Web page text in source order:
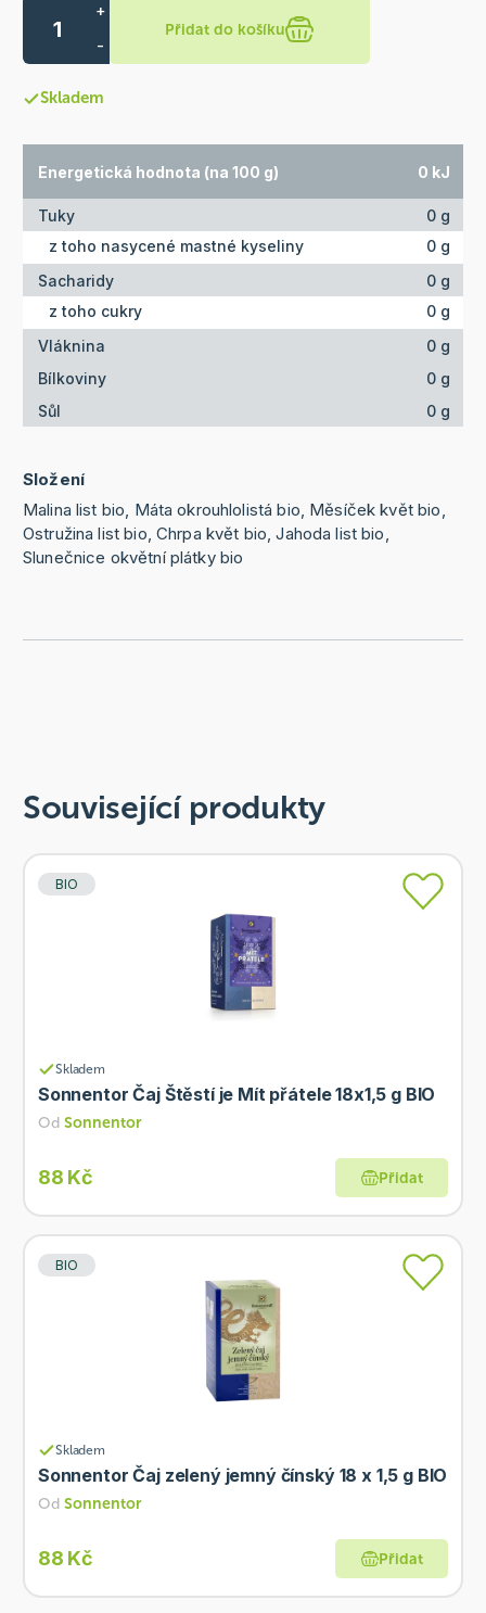
+
-
Přidat do košíku
Skladem
Energetická hodnota (na 100 g) 0 kJ
Tuky
0 g
z toho nasycené mastné kyseliny
0 g
Sacharidy
0 g
z toho cukry
0 g
Vláknina
0 g
Bílkoviny
0 g
Sůl
0 g
Složení
Malina list bio, Máta okrouhlolistá bio, Měsíček květ bio,
Ostružina list bio, Chrpa květ bio, Jahoda list bio,
Slunečnice okvětní plátky bio
Související produkty
BIO
Skladem
Sonnentor Čaj Štěstí je Mít přátele 18x1,5 g BIO
Od Sonnentor
88 Kč Přidat
BIO
Skladem
Sonnentor Čaj zelený jemný čínský 18 x 1,5 g BIO
Od Sonnentor
88 Kč Přidat